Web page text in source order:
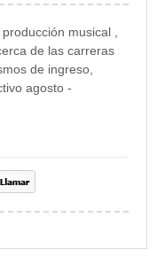
musical ,
de las carreras
de ingreso,
agosto -